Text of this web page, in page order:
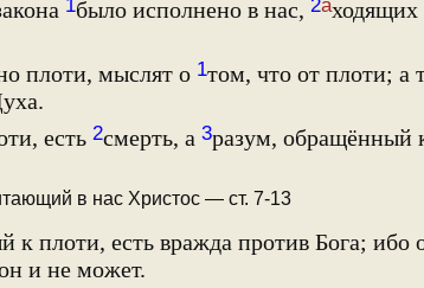
1было исполнено в нас, 2аходящих
плоти, мыслят о 1том, что от плоти; а
есть 2смерть, а 3разум, обращённый
в нас Христос — ст. 7-13
плоти, есть вражда против Бога; ибо
и не может.